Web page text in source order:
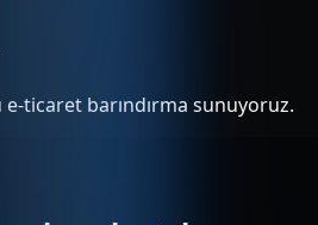
e-ticaret barındırma sunuyoruz.